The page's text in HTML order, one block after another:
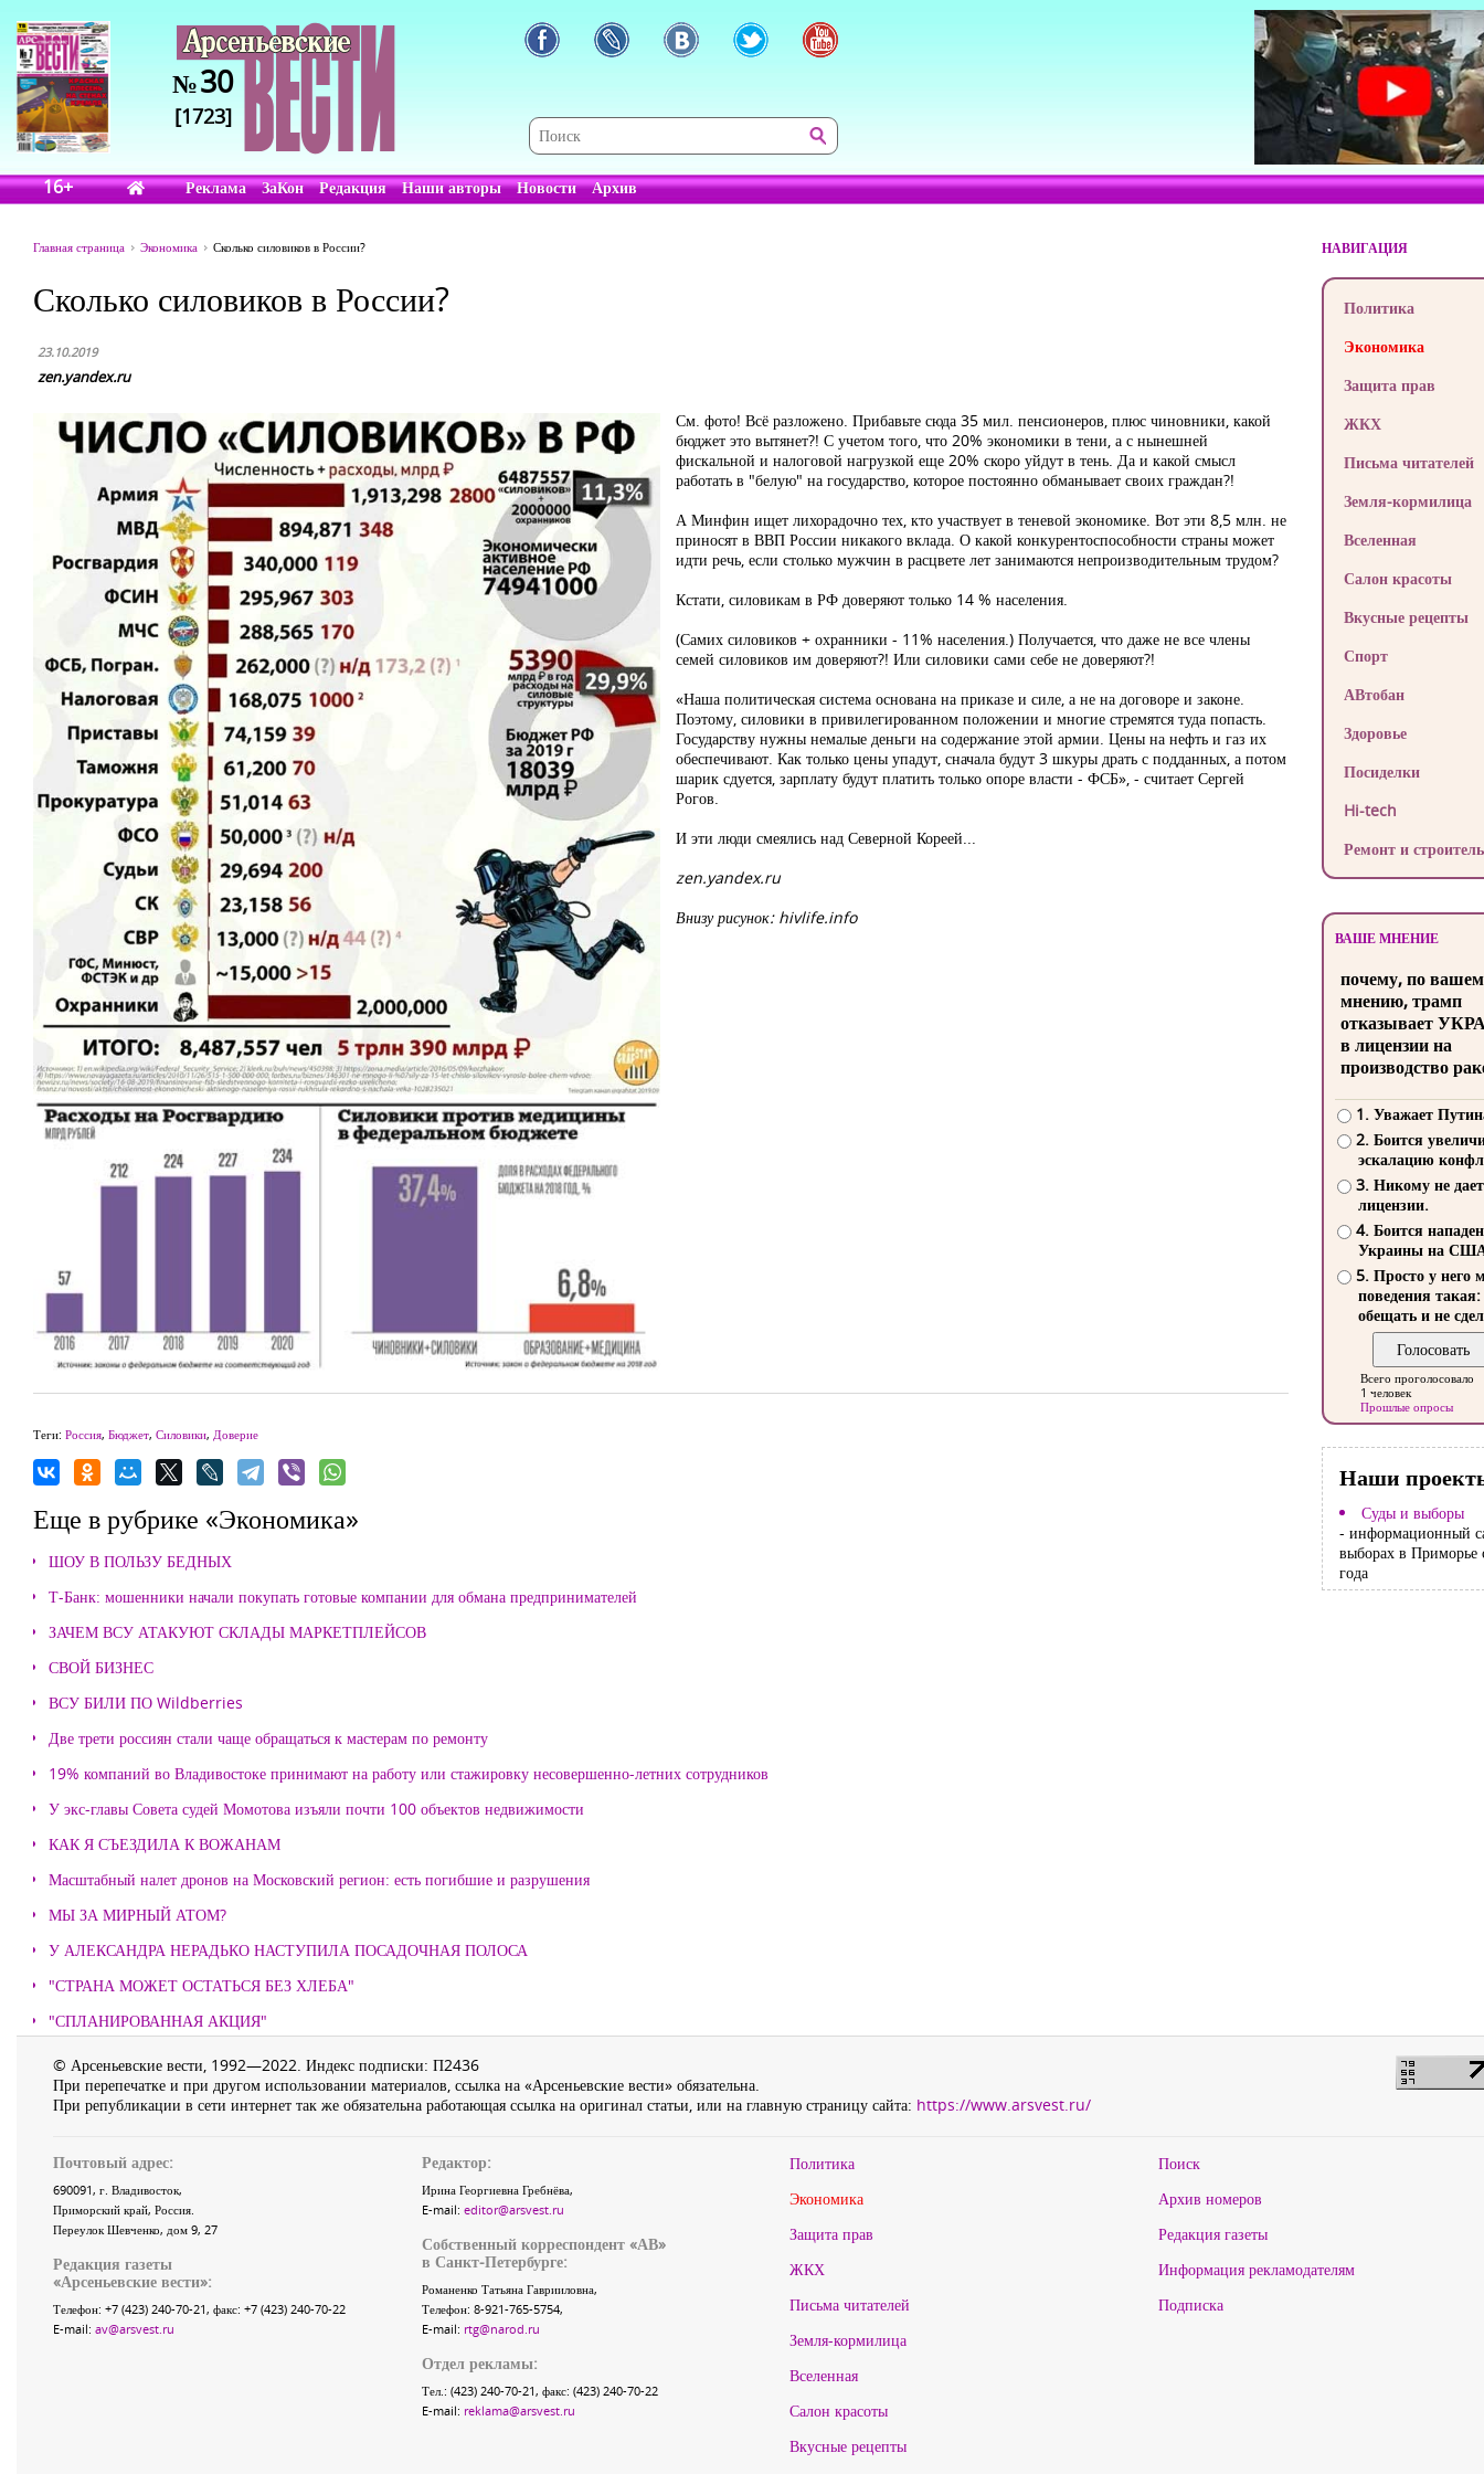
№30
[1723]
16+ Реклама ЗаКон Редакция Наши авторы Новости Архив
Главная страница Экономика Сколько силовиков в России?
Сколько силовиков в России?
23.10.2019
zen.yandex.ru
См. фото! Всё разложено. Прибавьте сюда 35 мил. пенсионеров, плюс чиновники, какой
бюджет это вытянет?! С учетом того, что 20% экономики в тени, а с нынешней
фискальной и налоговой нагрузкой еще 20% скоро уйдут в тень. Да и какой смысл
работать в "белую" на государство, которое постоянно обманывает своих граждан?!
А Минфин ищет лихорадочно тех, кто участвует в теневой экономике. Вот эти 8,5 млн. не
приносят в ВВП России никакого вклада. О какой конкурентоспособности страны может
идти речь, если столько мужчин в расцвете лет занимаются непроизводительным трудом?
Кстати, силовикам в РФ доверяют только 14 % населения.
(Самих силовиков + охранники - 11% населения.) Получается, что даже не все члены
семей силовиков им доверяют?! Или силовики сами себе не доверяют?!
«Наша политическая система основана на приказе и силе, а не на договоре и законе.
Поэтому, силовики в привилегированном положении и многие стремятся туда попасть.
Государству нужны немалые деньги на содержание этой армии. Цены на нефть и газ их
обеспечивают. Как только цены упадут, сначала будут 3 шкуры драть с подданных, а потом
шарик сдуется, зарплату будут платить только опоре власти - ФСБ», - считает Сергей
Рогов.
И эти люди смеялись над Северной Кореей...
zen.yandex.ru
Внизу рисунок: hivlife.info
Теги: Россия, Бюджет, Силовики, Доверие
Еще в рубрике «Экономика»
ШОУ В ПОЛЬЗУ БЕДНЫХ
Т-Банк: мошенники начали покупать готовые компании для обмана предпринимателей
ЗАЧЕМ ВСУ АТАКУЮТ СКЛАДЫ МАРКЕТПЛЕЙСОВ
СВОЙ БИЗНЕС
ВСУ БИЛИ ПО Wildberries
Две трети россиян стали чаще обращаться к мастерам по ремонту
19% компаний во Владивостоке принимают на работу или стажировку несовершенно-летних сотрудников
У экс-главы Совета судей Момотова изъяли почти 100 объектов недвижимости
КАК Я СЪЕЗДИЛА К ВОЖАНАМ
Масштабный налет дронов на Московский регион: есть погибшие и разрушения
МЫ ЗА МИРНЫЙ АТОМ?
У АЛЕКСАНДРА НЕРАДЬКО НАСТУПИЛА ПОСАДОЧНАЯ ПОЛОСА
"СТРАНА МОЖЕТ ОСТАТЬСЯ БЕЗ ХЛЕБА"
"СПЛАНИРОВАННАЯ АКЦИЯ"
НАВИГАЦИЯ
Политика
Экономика
Защита прав
ЖКХ
Письма читателей
Земля-кормилица
Вселенная
Салон красоты
Вкусные рецепты
Спорт
АВтобан
Здоровье
Посиделки
Hi-tech
Ремонт и
ВАШЕ МНЕНИЕ
почему, по
мнению, трамп
отказывает
в лицензии на
производство
1. Уважает
2. Боится
эскалацию
3. Никому не
лицензии.
4. Боится
Украины на
5. Просто у него
поведения такая:
обещать и не
Всего проголосовало
1 человек
Прошлые опросы
Наши
Суды и выборы
- информационный
выборах в Приморье
года
© Арсеньевские вести, 1992—2022. Индекс подписки: П2436
При перепечатке и при другом использовании материалов, ссылка на «Арсеньевские вести» обязательна.
При републикации в сети интернет так же обязательна работающая ссылка на оригинал статьи, или на главную страницу сайта: https://www.arsvest.ru/
Почтовый адрес:
690091, г. Владивосток,
Приморский край, Россия
Переулок Шевченко, дом 9, 27
Редакция газеты
«Арсеньевские вести»:
Телефон: +7 (423) 240-70-21, факс: +7 (423) 240-70-22
E-mail: av@arsvest.ru
Редактор:
Ирина Георгиевна Гребнёва,
E-mail: editor@arsvest.ru
Собственный корреспондент «АВ»
в Санкт-Петербурге:
Романенко Татьяна Гаврииловна,
Телефон: 8-921-765-5754,
E-mail: rtg@narod.ru
Отдел рекламы:
Тел.: (423) 240-70-21, факс: (423) 240-70-22
E-mail: reklama@arsvest.ru
Политика
Экономика
Защита прав
ЖКХ
Письма читателей
Земля-кормилица
Вселенная
Салон красоты
Вкусные рецепты
Поиск
Архив номеров
Редакция газеты
Информация рекламодателям
Подписка